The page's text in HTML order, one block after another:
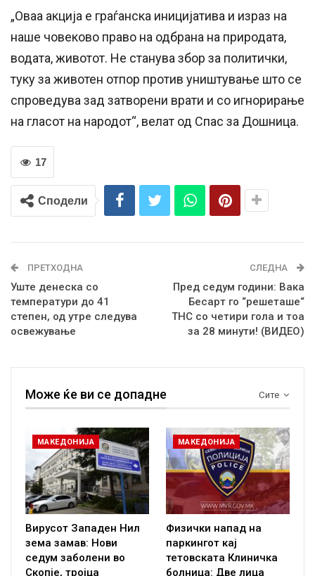
„Оваа акција е граѓанска иницијатива и израз на
наше човеково право на одбрана на природата,
водата, животот. Не станува збор за политички,
туку за животен отпор против уништување што се
спроведува зад затворени врати и со игнорирање
на гласот на народот“, велат од Спас за Дошница.
17
Сподели
ПРЕТХОДНА
Уште денеска со
температури до 41
степен, од утре следува
освежување
СЛЕДНА
Пред седум години: Вака
Бесарт го “решеташе“
ТНС со четири гола и тоа
за 28 минути! (ВИДЕО)
Сите
Може ќе ви се допадне
МАКЕДОНИЈА
Вирусот Западен Нил
зема замав: Нови
седум заболени во
Скопје, тројца
МАКЕДОНИЈА
Физички напад на
паркингот кај
тетовската Клиничка
болница: Две лица